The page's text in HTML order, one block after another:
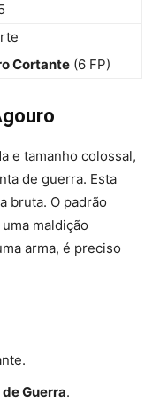
Cortante (6 FP)
e tamanho colossal,
de guerra. Esta
bruta. O padrão
maldição
arma, é preciso
Guerra.